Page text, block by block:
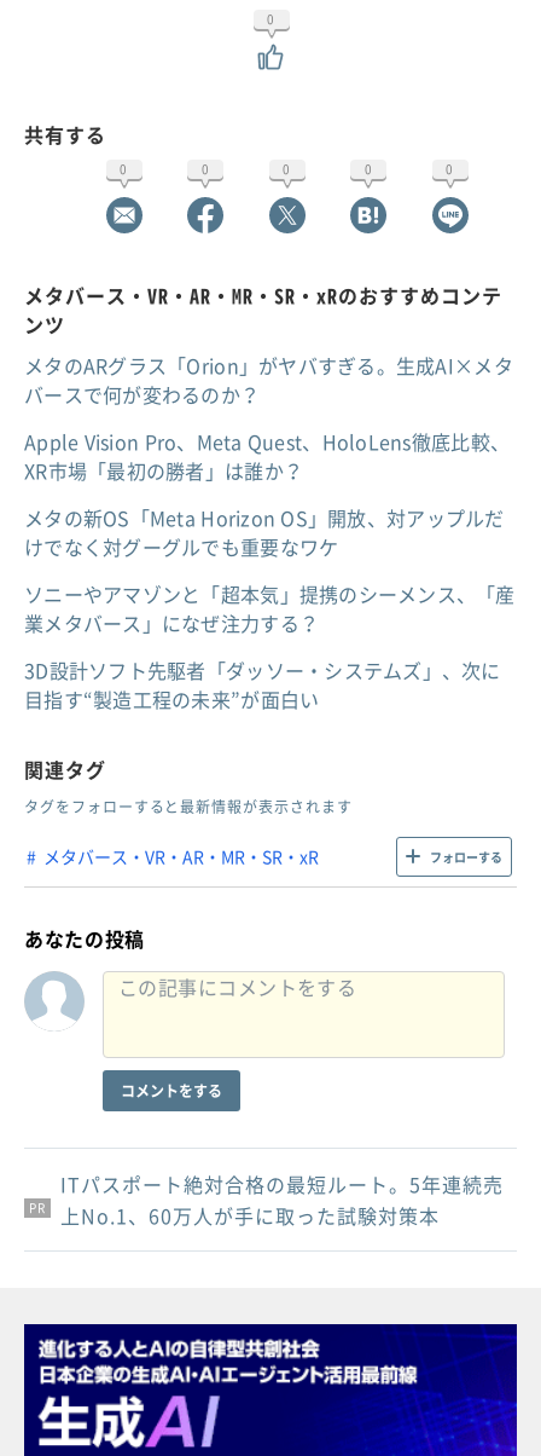
0
共有する
0 0 0 0 0
メタバース・VR・AR・MR・SR・xRのおすすめコンテ
ンツ
メタのARグラス「Orion」がヤバすぎる。生成AI×メタ
バースで何が変わるのか？
Apple Vision Pro、Meta Quest、HoloLens徹底比較、
XR市場「最初の勝者」は誰か？
メタの新OS「Meta Horizon OS」開放、対アップルだ
けでなく対グーグルでも重要なワケ
ソニーやアマゾンと「超本気」提携のシーメンス、「産
業メタバース」になぜ注力する？
3D設計ソフト先駆者「ダッソー・システムズ」、次に
目指す“製造工程の未来”が面白い
関連タグ
タグをフォローすると最新情報が表示されます
メタバース・VR・AR・MR・SR・xR フォローする
あなたの投稿
コメントをする
PR
PR
PR
ITパスポート絶対合格の最短ルート。5年連続売
上No.1、60万人が手に取った試験対策本